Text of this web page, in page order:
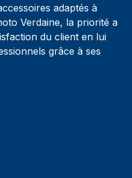
adaptés à
Verdaine, la priorité a
du client en lui
grâce à ses